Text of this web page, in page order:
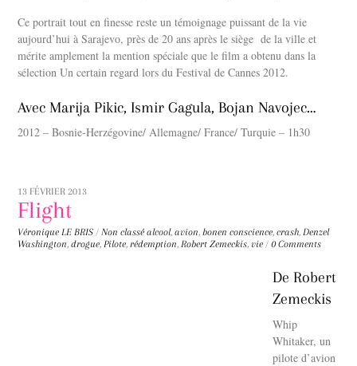
Ce portrait tout en finesse reste un témoignage puissant de la vie
aujourd’hui à Sarajevo, près de 20 ans après le siège de la ville et
mérite amplement la mention spéciale que le film a obtenu dans la
sélection Un certain regard lors du Festival de Cannes 2012.
Avec Marija Pikic, Ismir Gagula, Bojan Navojec…
2012 – Bosnie-Herzégovine/ Allemagne/ France/ Turquie – 1h30
13 FÉVRIER 2013
Flight
Véronique LE BRIS / Non classé alcool,avion,bonen conscience,crash,Denzel
Washington,drogue,Pilote,rédemption,Robert Zemeckis,vie / 0 Comments
De Robert
Zemeckis
Whip
Whitaker, un
pilote d’avion